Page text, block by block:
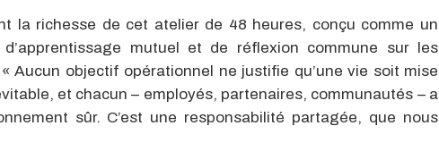
la richesse de cet atelier de 48 heures, conçu comme un
d’apprentissage mutuel et de réflexion commune sur les
Aucun objectif opérationnel ne justifie qu’une vie soit mise
et chacun – employés, partenaires, communautés – a
sûr. C’est une responsabilité partagée, que nous